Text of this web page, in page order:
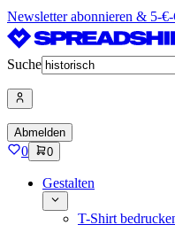
Newsletter abonnieren & 5-
Suche
Abmelden
0 0
Gestalten
T-Shirt